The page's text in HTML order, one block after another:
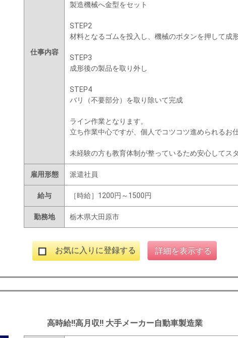
仕事内容
製造機械へ金型をセット
STEP2
材料となるゴムを投入し、機械のボタンを押して成
STEP3
成形後の製品を取り外し
STEP4
バリ（不要部分）を取り除いて完成
ライン作業となります。
立ち作業中心ですが、個人でコツコツ進められるお
未経験の方も教育体制が整っているため安心してス
雇用形態 派遣社員
給与 ［時給］1200円～1500円
勤務地 栃木県大田原市
お気に入りに登録する 詳細を表示する
高時給!!高月収!! 大手メーカー自動車製造業